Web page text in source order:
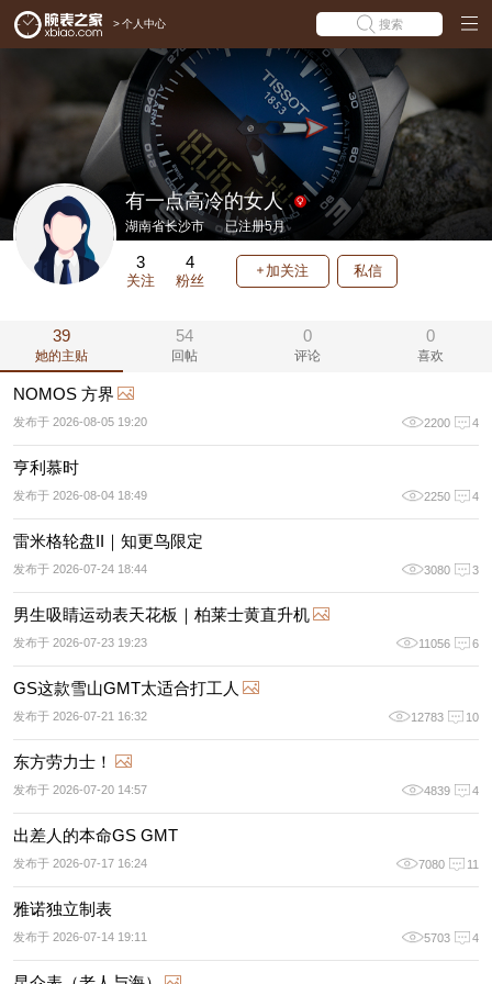
> 个人中心 搜索
有一点高冷的女人
湖南省长沙市 已注册5月
3
关注
4
粉丝
加关注 私信
39
她的主贴
54
回帖
0
评论
0
喜欢
NOMOS 方界
发布于 2026-08-05 19:20 2200 4
亨利慕时
发布于 2026-08-04 18:49 2250 4
雷米格轮盘II｜知更鸟限定
发布于 2026-07-24 18:44 3080 3
男生吸睛运动表天花板｜柏莱士黄直升机
发布于 2026-07-23 19:23 11056 6
GS这款雪山GMT太适合打工人
发布于 2026-07-21 16:32 12783 10
东方劳力士！
发布于 2026-07-20 14:57 4839 4
出差人的本命GS GMT
发布于 2026-07-17 16:24 7080 11
雅诺独立制表
发布于 2026-07-14 19:11 5703 4